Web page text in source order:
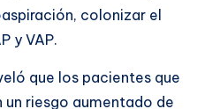
colonizar el
y VAP.
que los pacientes que
riesgo aumentado de